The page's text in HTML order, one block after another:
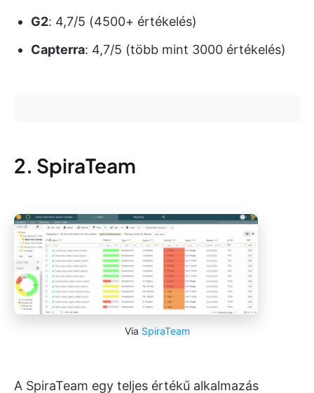
G2: 4,7/5 (4500+ értékelés)
Capterra: 4,7/5 (több mint 3000 értékelés)
2. SpiraTeam
Via SpiraTeam
A SpiraTeam egy teljes értékű alkalmazás